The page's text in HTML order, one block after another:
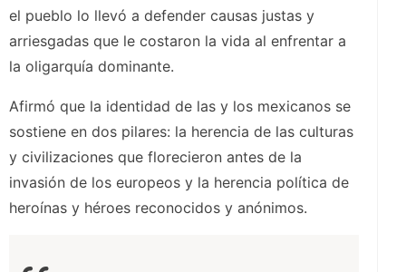
el pueblo lo llevó a defender causas justas y
arriesgadas que le costaron la vida al enfrentar a
la oligarquía dominante.
Afirmó que la identidad de las y los mexicanos se
sostiene en dos pilares: la herencia de las culturas
y civilizaciones que florecieron antes de la
invasión de los europeos y la herencia política de
heroínas y héroes reconocidos y anónimos.